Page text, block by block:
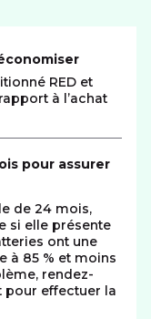
RED et
à l’achat
pour assurer
de 24 mois,
si elle présente
ont une
à 85 % et moins
rendez-
pour effectuer la